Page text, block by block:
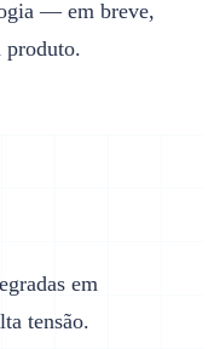
— em breve,
produto.
em
tensão.